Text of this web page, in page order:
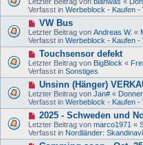
r
a
g
e
i
r
a
g
u
e
B
e
i
r
a
g
Verfasst in Werbeblock - Kaufen -
N
e
u
e
B
e
i
r
a
g
VW Bus
Letzter Beitrag von Andreas W. «
Verfasst in Werbeblock - Kaufen -
N
e
u
e
B
e
i
r
a
g
Touchsensor defekt
Letzter Beitrag von BigBlock «
Verfasst in Sonstiges
N
e
u
e
B
e
i
Unsinn (Hänger)
Letzter Beitrag von Jan# «
Verfasst in Werbeblock - Kaufen -
N
e
u
e
2025 - Schweden und
Letzter Beitrag von marco1971 «
Verfasst in Nordländer: